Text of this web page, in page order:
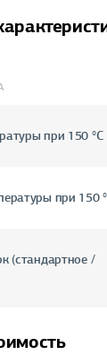
при 150 °С
при 150
(стандартное /